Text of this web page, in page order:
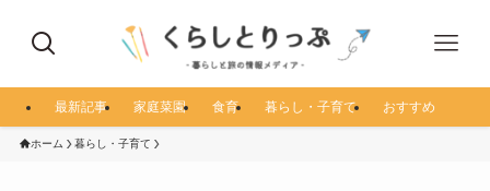
最新記事 家庭菜園 食育 暮らし・子育て おすすめ
ホーム 暮らし・子育て